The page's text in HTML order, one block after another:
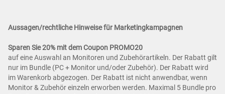
Aussagen/rechtliche Hinweise für Marketingkampagnen
Sparen Sie 20% mit dem Coupon PROMO20
auf eine Auswahl an Monitoren und Zubehörartikeln. Der Rabatt gilt
nur im Bundle (PC + Monitor und/oder Zubehör). Der Rabatt wird
im Warenkorb abgezogen. Der Rabatt ist nicht anwendbar, wenn
Monitor & Zubehör einzeln erworben werden. Maximal 5 Bundle pro